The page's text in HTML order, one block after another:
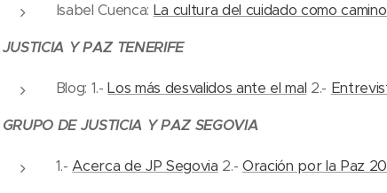
Isabel Cuenca: La cultura del cuidado como
JUSTICIA Y PAZ TENERIFE
Blog: 1.-Los más desvalidos ante el mal 2.-
GRUPO DE JUSTICIA Y PAZ SEGOVIA
1.-Acerca de JP Segovia 2.-Oración por la Paz